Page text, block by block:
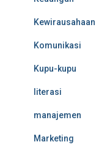
Kewirausahaan
Komunikasi
Kupu-kupu
literasi
manajemen
Marketing